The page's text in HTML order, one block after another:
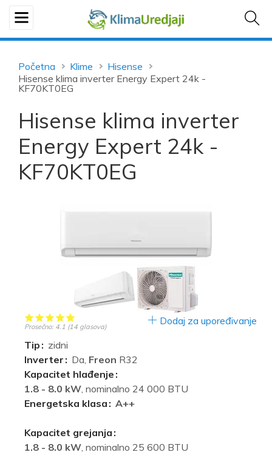
Početna Klime
Hisense
Hisense klima inverter Energy Expert 24k -
KF70KT0EG
Hisense klima inverter
Energy Expert 24k -
KF70KT0EG
Prosečno: 4.1 (14 glasova)
Tip
zidni
Inverter
Da, Freon R32
Kapacitet hlađenje
1.8 - 8.0 kW, nominalno 24 000 BTU
Energetska klasa
A++
Kapacitet grejanja
1.8 - 8.0 kW, nominalno 25 600 BTU
Dodaj za upoređivanje